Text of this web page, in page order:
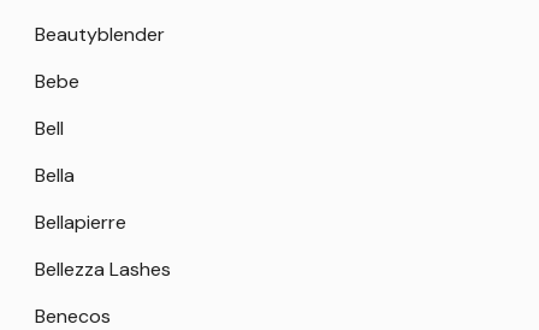
Beautyblender
Bebe
Bell
Bella
Bellapierre
Bellezza Lashes
Benecos